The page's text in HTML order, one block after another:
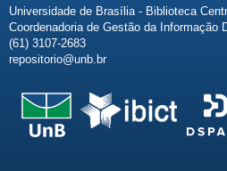
Universidade de Brasília - Biblioteca
Coordenadoria de Gestão da Informação
(61) 3107-2683
repositorio@unb.br